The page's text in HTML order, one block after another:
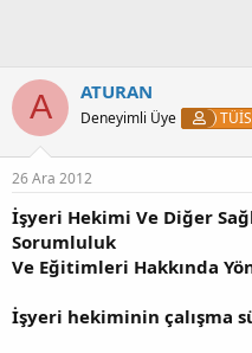
A ATURAN
Deneyimli Üye
26 Ara 2012
İşyeri Hekimi Ve Diğer
Sorumluluk
Ve Eğitimleri Hakkında
İşyeri hekiminin çalışma